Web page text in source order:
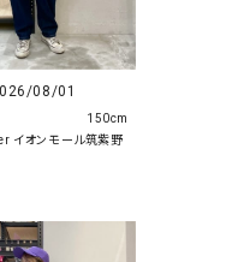
PUMA（プーマ）
ー
Risley（リズレー）
08/01
イオンモール筑紫野
150cm